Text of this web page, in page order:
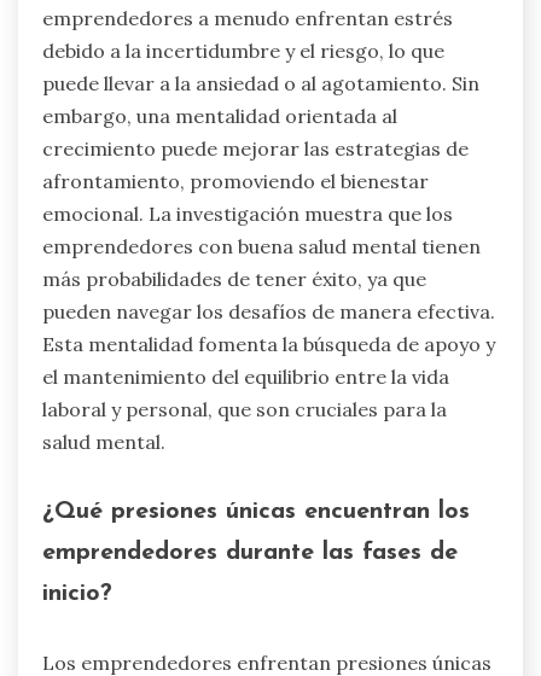
emprendedores a menudo enfrentan estrés
debido a la incertidumbre y el riesgo, lo que
puede llevar a la ansiedad o al agotamiento. Sin
embargo, una mentalidad orientada al
crecimiento puede mejorar las estrategias de
afrontamiento, promoviendo el bienestar
emocional. La investigación muestra que los
emprendedores con buena salud mental tienen
más probabilidades de tener éxito, ya que
pueden navegar los desafíos de manera efectiva.
Esta mentalidad fomenta la búsqueda de apoyo y
el mantenimiento del equilibrio entre la vida
laboral y personal, que son cruciales para la
salud mental.
¿Qué presiones únicas encuentran los
emprendedores durante las fases de
inicio?
Los emprendedores enfrentan presiones únicas